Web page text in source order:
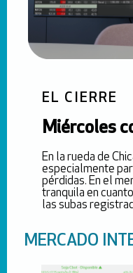
EL CIERRE
Miércoles
En la rueda de
especialmente
pérdidas. En el
tranquila en
las subas
MERCADO